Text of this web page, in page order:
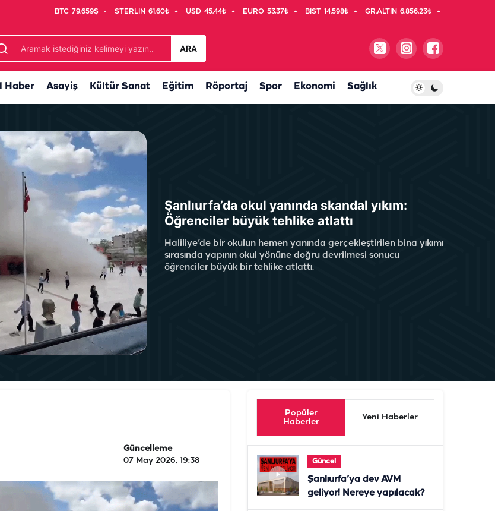
BTC 79.659$ STERLIN 61,60₺ USD 45,44₺ EURO 53,37₺ BIST 14.598₺ GR.ALTIN 6.856,23₺
ARA
Haber Asayiş Kültür Sanat Eğitim Röportaj Spor Ekonomi Sağlık
Şanlıurfa’da okul yanında skandal yıkım:
Öğrenciler büyük tehlike atlattı
Haliliye’de bir okulun hemen yanında gerçekleştirilen bina yıkımı
sırasında yapının okul yönüne doğru devrilmesi sonucu
öğrenciler büyük bir tehlike atlattı.
Güncelleme
07 May 2026, 19:38
Popüler
Haberler
Yeni Haberler
Güncel
Şanlıurfa’ya dev AVM
geliyor! Nereye yapılacak?
kalan mahalleli tepkili